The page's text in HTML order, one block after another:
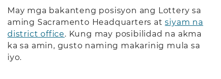
May mga bakanteng posisyon ang Lottery sa
aming Sacramento Headquarters atsiyam na
district office. Kung may posibilidad na akma
ka sa amin, gusto naming makarinig mula sa
iyo.